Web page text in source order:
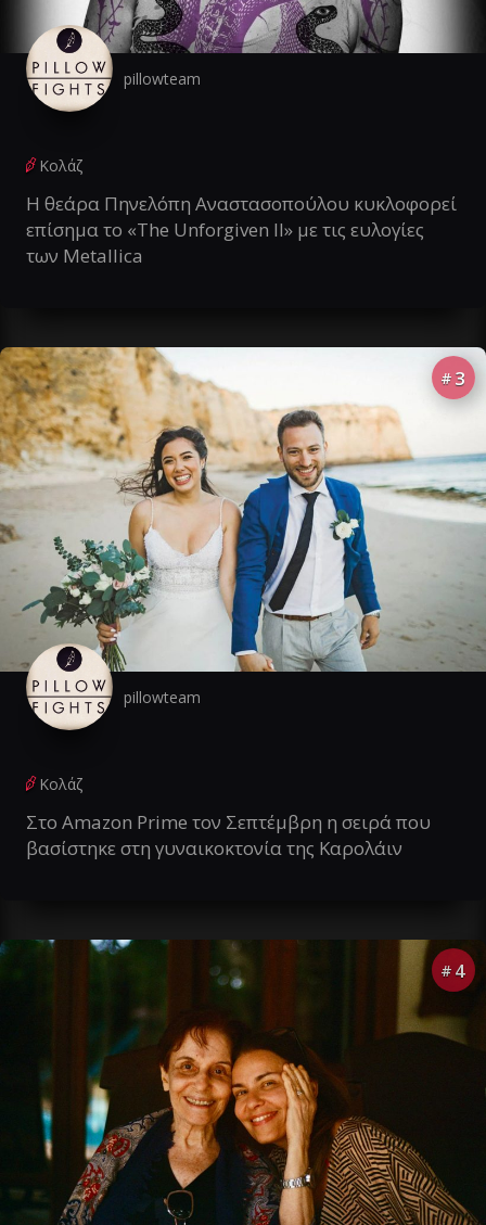
pillowteam
Κολάζ
Η θεάρα Πηνελόπη Αναστασοπούλου κυκλοφορεί
επίσημα το «The Unforgiven II» με τις ευλογίες
των Metallica
# 3
pillowteam
Κολάζ
Στο Amazon Prime τον Σεπτέμβρη η σειρά που
βασίστηκε στη γυναικοκτονία της Καρολάιν
# 4